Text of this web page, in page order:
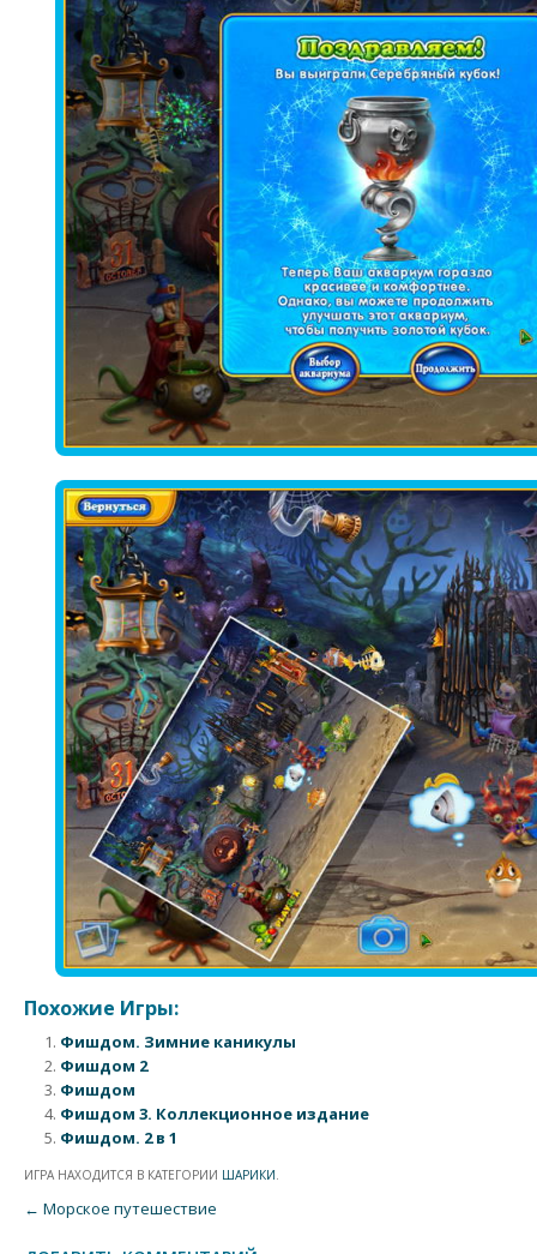
Похожие Игры:
Фишдом. Зимние каникулы
Фишдом 2
Фишдом
Фишдом 3. Коллекционное издание
Фишдом. 2 в 1
ИГРА НАХОДИТСЯ В КАТЕГОРИИ ШАРИКИ.
Post navigation
← Морское путешествие